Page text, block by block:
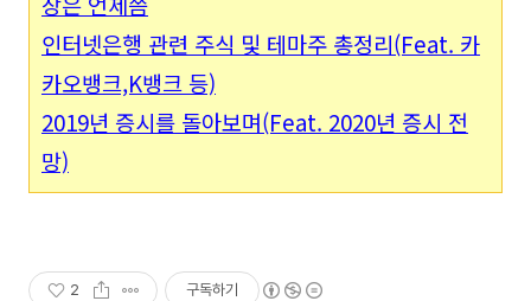
인터넷은행 관련 주식 및 테마주 총정리(Feat. 카
카오뱅크,K뱅크 등)
2019년 증시를 돌아보며(Feat. 2020년 증시 전
망)
2 구독하기